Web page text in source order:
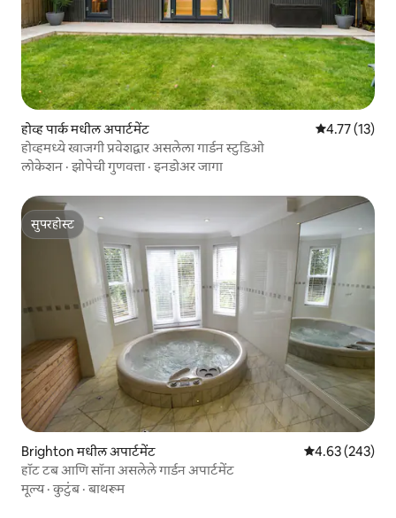
होव्ह पार्क मधील अपार्टमेंट 5 पैकी 4.77
4.77 (13)
होव्हमध्ये खाजगी प्रवेशद्वार असलेला गार्डन स्टुडिओ
लोकेशन ·झोपेची गुणवत्ता ·इनडोअर जागा
सुपरहोस्ट
सुपरहोस्ट
Brighton मधील अपार्टमेंट 5 पैकी 4.63
4.63 (243)
हॉट टब आणि सॉना असलेले गार्डन अपार्टमेंट
मूल्य·कुटुंब·बाथरूम